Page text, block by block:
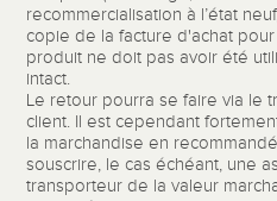
recommercialisation à l’état
copie de la facture d'achat
produit ne doit pas avoir été
intact.
Le retour pourra se faire via le
client. Il est cependant
la marchandise en
souscrire, le cas échéant, une
transporteur de la valeur